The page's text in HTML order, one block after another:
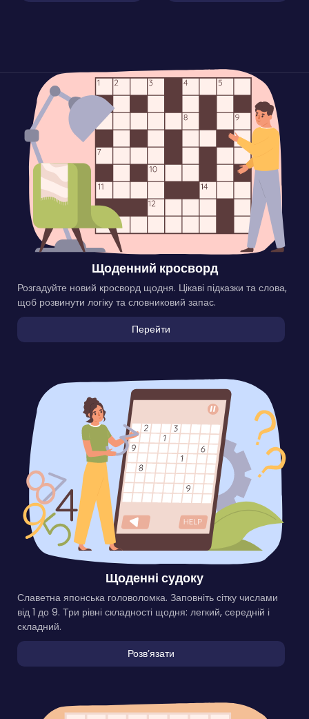
Щоденний кросворд
Розгадуйте новий кросворд щодня. Цікаві підказки та слова,
щоб розвинути логіку та словниковий запас.
Перейти
Щоденні судоку
Славетна японська головоломка. Заповніть сітку числами
від 1 до 9. Три рівні складності щодня: легкий, середній і
складний.
Розвʼязати